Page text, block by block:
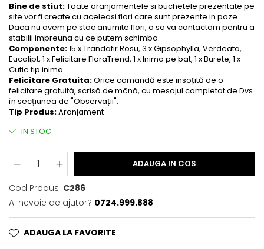
Bine de stiut:Toate aranjamentele si buchetele prezentate pe
site vor fi create cu aceleasi flori care sunt prezente in poze.
Daca nu avem pe stoc anumite flori, o sa va contactam pentru a
stabilii impreuna cu ce putem schimba.
Componente:15 x Trandafir Rosu, 3 x Gipsophylla, Verdeata,
Eucalipt, 1 x Felicitare FloraTrend, 1 x Inima pe bat, 1 x Burete, 1 x
Cutie tip inima
Felicitare Gratuita:Orice comandă este insoțită de o
felicitare gratuită, scrisă de mână, cu mesajul completat de Dvs.
în secțiunea de "Observații".
Tip Produs:Aranjament
IN STOC
ADAUGA IN COS
Cod Produs: C286
Ai nevoie de ajutor? 0724.999.888
ADAUGA LA FAVORITE